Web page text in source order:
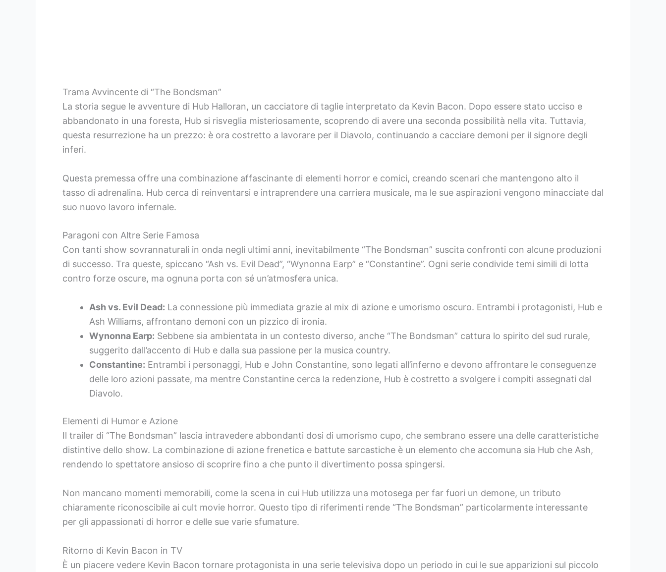
Trama Avvincente di “The Bondsman”
La storia segue le avventure di Hub Halloran, un cacciatore di taglie interpretato da Kevin Bacon. Dopo essere stato ucciso e
abbandonato in una foresta, Hub si risveglia misteriosamente, scoprendo di avere una seconda possibilità nella vita. Tuttavia,
questa resurrezione ha un prezzo: è ora costretto a lavorare per il Diavolo, continuando a cacciare demoni per il signore degli
inferi.
Questa premessa offre una combinazione affascinante di elementi horror e comici, creando scenari che mantengono alto il
tasso di adrenalina. Hub cerca di reinventarsi e intraprendere una carriera musicale, ma le sue aspirazioni vengono minacciate dal
suo nuovo lavoro infernale.
Paragoni con Altre Serie Famosa
Con tanti show sovrannaturali in onda negli ultimi anni, inevitabilmente “The Bondsman” suscita confronti con alcune produzioni
di successo. Tra queste, spiccano “Ash vs. Evil Dead”, “Wynonna Earp” e “Constantine”. Ogni serie condivide temi simili di lotta
contro forze oscure, ma ognuna porta con sé un’atmosfera unica.
Ash vs. Evil Dead: La connessione più immediata grazie al mix di azione e umorismo oscuro. Entrambi i protagonisti, Hub e
Ash Williams, affrontano demoni con un pizzico di ironia.
Wynonna Earp: Sebbene sia ambientata in un contesto diverso, anche “The Bondsman” cattura lo spirito del sud rurale,
suggerito dall’accento di Hub e dalla sua passione per la musica country.
Constantine: Entrambi i personaggi, Hub e John Constantine, sono legati all’inferno e devono affrontare le conseguenze
delle loro azioni passate, ma mentre Constantine cerca la redenzione, Hub è costretto a svolgere i compiti assegnati dal
Diavolo.
Elementi di Humor e Azione
Il trailer di “The Bondsman” lascia intravedere abbondanti dosi di umorismo cupo, che sembrano essere una delle caratteristiche
distintive dello show. La combinazione di azione frenetica e battute sarcastiche è un elemento che accomuna sia Hub che Ash,
rendendo lo spettatore ansioso di scoprire fino a che punto il divertimento possa spingersi.
Non mancano momenti memorabili, come la scena in cui Hub utilizza una motosega per far fuori un demone, un tributo
chiaramente riconoscibile ai cult movie horror. Questo tipo di riferimenti rende “The Bondsman” particolarmente interessante
per gli appassionati di horror e delle sue varie sfumature.
Ritorno di Kevin Bacon in TV
È un piacere vedere Kevin Bacon tornare protagonista in una serie televisiva dopo un periodo in cui le sue apparizioni sul piccolo